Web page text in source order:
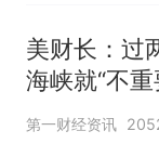
美财长：过
海峡就“不重
第一财经资讯